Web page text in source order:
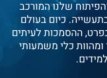
שלנו המורכב
כיום בעולם
ההסמכות לעיתים
כלי משמעותי